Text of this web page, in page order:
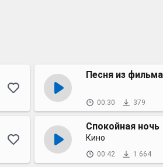
Песня из
00:30 379
Спокойная ночь
Кино
00:42 1 664